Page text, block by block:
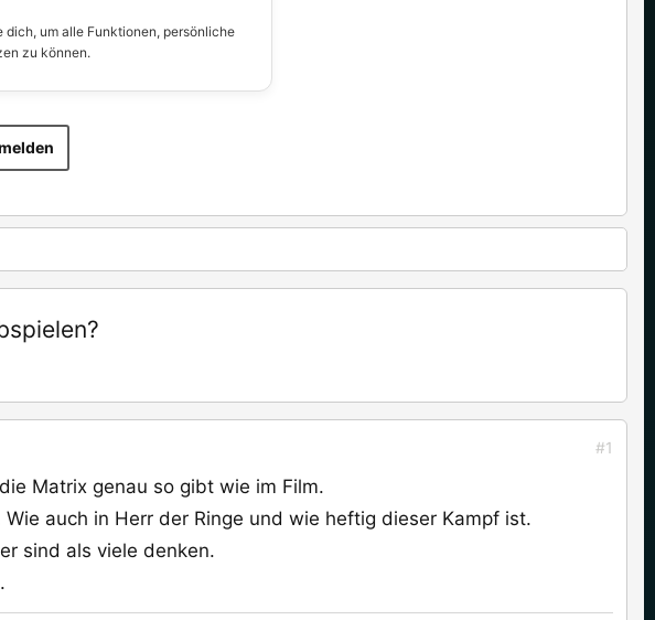
um alle Funktionen, persönliche
zu können.
#1
Matrix genau so gibt wie im Film.
auch in Herr der Ringe und wie heftig dieser Kampf ist.
sind als viele denken.